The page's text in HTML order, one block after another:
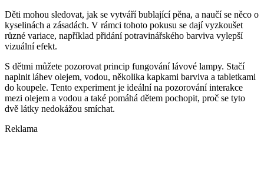
Děti mohou sledovat, jak se vytváří bublající pěna, a naučí se něco o
kyselinách a zásadách. V rámci tohoto pokusu se dají vyzkoušet
různé variace, například přidání potravinářského barviva vylepší
vizuální efekt.
S dětmi můžete pozorovat princip fungování lávové lampy. Stačí
naplnit láhev olejem, vodou, několika kapkami barviva a tabletkami
do koupele. Tento experiment je ideální na pozorování interakce
mezi olejem a vodou a také pomáhá dětem pochopit, proč se tyto
dvě látky nedokážou smíchat.
Reklama